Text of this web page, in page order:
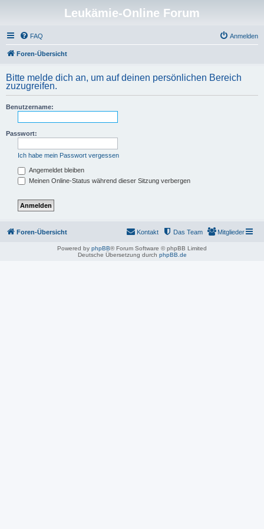
Leukämie-Online Forum
FAQ Anmelden
Foren-Übersicht
Bitte melde dich an, um auf deinen persönlichen Bereich
zuzugreifen.
Benutzername:
Passwort:
Ich habe mein Passwort vergessen
Angemeldet bleiben
Meinen Online-Status während dieser Sitzung verbergen
Foren-Übersicht Mitglieder
Das Team
Kontakt
Powered by phpBB® Forum Software © phpBB Limited
Deutsche Übersetzung durch phpBB.de